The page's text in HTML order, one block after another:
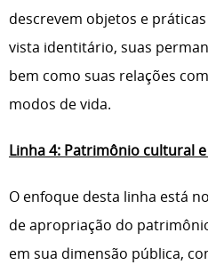
descrevem objetos e
vista identitário, suas
bem como suas relações
modos de vida.
Linha 4: Patrimônio cultural
O enfoque desta linha está
de apropriação do
em sua dimensão pública,